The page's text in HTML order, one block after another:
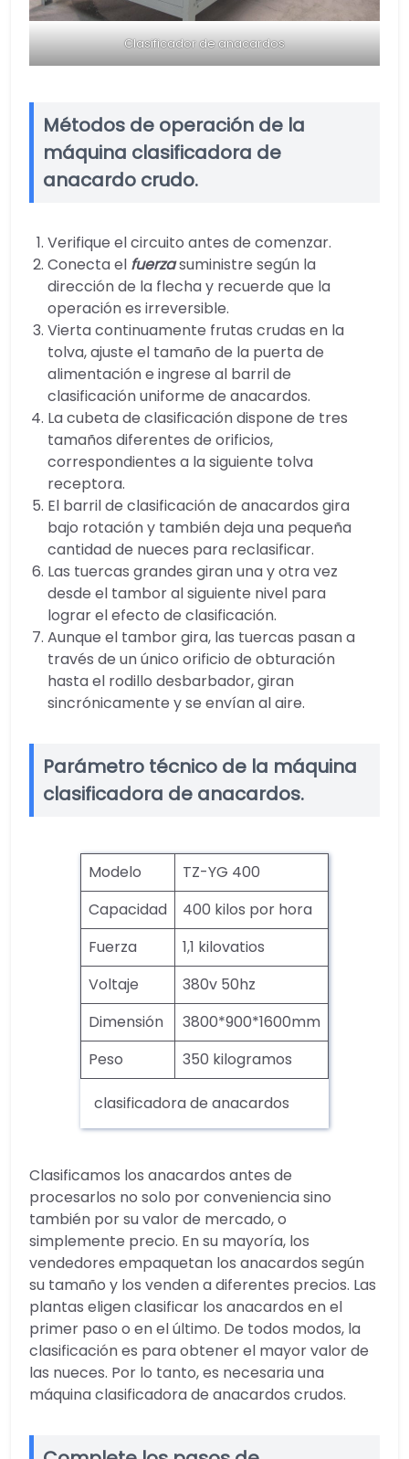
Clasificador de anacardos
Métodos de operación de la
máquina clasificadora de
anacardo crudo.
Verifique el circuito antes de comenzar.
Conecta el fuerzasuministre según la
dirección de la flecha y recuerde que la
operación es irreversible.
Vierta continuamente frutas crudas en la
tolva, ajuste el tamaño de la puerta de
alimentación e ingrese al barril de
clasificación uniforme de anacardos.
La cubeta de clasificación dispone de tres
tamaños diferentes de orificios,
correspondientes a la siguiente tolva
receptora.
El barril de clasificación de anacardos gira
bajo rotación y también deja una pequeña
cantidad de nueces para reclasificar.
Las tuercas grandes giran una y otra vez
desde el tambor al siguiente nivel para
lograr el efecto de clasificación.
Aunque el tambor gira, las tuercas pasan a
través de un único orificio de obturación
hasta el rodillo desbarbador, giran
sincrónicamente y se envían al aire.
Parámetro técnico de la máquina
clasificadora de anacardos.
Modelo
TZ-YG 400
Capacidad
400 kilos por hora
Fuerza
1,1 kilovatios
Voltaje
380v 50hz
Dimensión
3800*900*1600mm
Peso
350 kilogramos
clasificadora de anacardos
Clasificamos los anacardos antes de
procesarlos no solo por conveniencia sino
también por su valor de mercado, o
simplemente precio. En su mayoría, los
vendedores empaquetan los anacardos según
su tamaño y los venden a diferentes precios. Las
plantas eligen clasificar los anacardos en el
primer paso o en el último. De todos modos, la
clasificación es para obtener el mayor valor de
las nueces. Por lo tanto, es necesaria una
máquina clasificadora de anacardos crudos.